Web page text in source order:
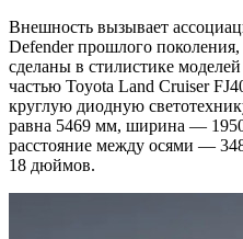
Внешность вызывает
Defender прошлого
сделаны в стилистике
частью Toyota Land Cruiser
круглую диодную
равна 5469 мм, ширина —
расстояние между осями —
18 дюймов.